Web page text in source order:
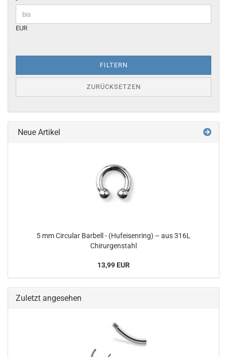
26,0 mm
28,0 mm
30,0 mm
EUR
FILTERN
ZURÜCKSETZEN
Neue Artikel
5 mm Circular Barbell - (Hufeisenring) – aus 316L
Chirurgenstahl
13,99 EUR
Zuletzt angesehen